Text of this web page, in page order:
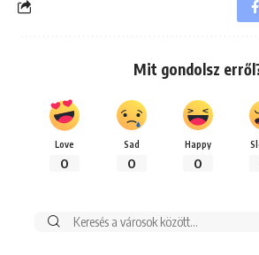
Mit gondolsz
Love
0
Sad
0
Happy
0
Keresés: